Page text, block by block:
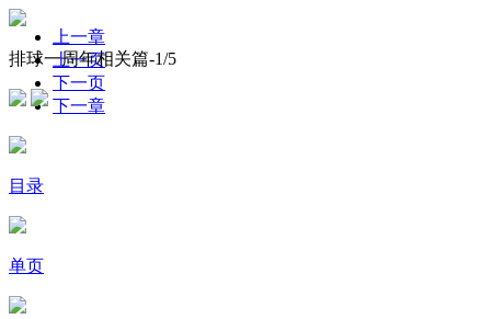
排球一周年相关篇-1/5
上一章
上一页
下一页
下一章
目录
单页